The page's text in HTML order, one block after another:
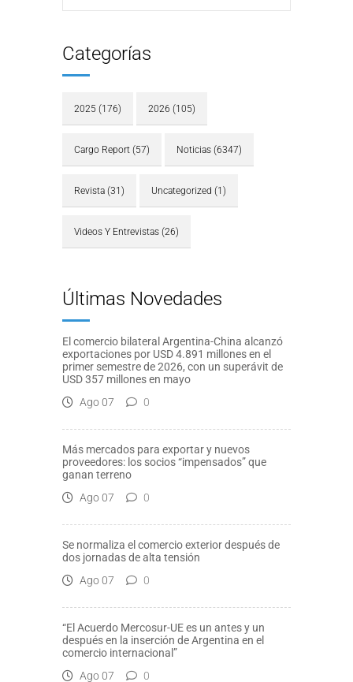
Categorías
2025 (176) 2026 (105)
Cargo Report (57) Noticias (6347)
Revista (31) Uncategorized (1)
Videos Y Entrevistas (26)
Últimas Novedades
El comercio bilateral Argentina-China alcanzó
exportaciones por USD 4.891 millones en el
primer semestre de 2026, con un superávit de
USD 357 millones en mayo
Ago 07
0
Más mercados para exportar y nuevos
proveedores: los socios “impensados” que
ganan terreno
Ago 07
0
Se normaliza el comercio exterior después de
dos jornadas de alta tensión
Ago 07
0
“El Acuerdo Mercosur-UE es un antes y un
después en la inserción de Argentina en el
comercio internacional”
Ago 07
0